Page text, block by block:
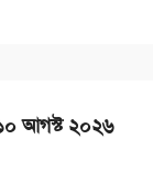
যা জানা গেল
আগস্ট ২০২৬